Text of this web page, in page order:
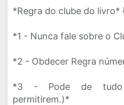
*Regra do clube do livro*
*1 - Nunca fale sobre o
*2 - Obdecer Regra
*3 - Pode de tudo
permitirem.)*